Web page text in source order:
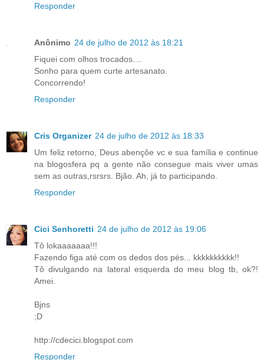
Responder
Anônimo 24 de julho de 2012 às 18:21
Fiquei com olhos trocados....
Sonho para quem curte artesanato.
Concorrendo!
Responder
Cris Organizer 24 de julho de 2012 às 18:33
Um feliz retorno, Deus abençôe vc e sua família e continue
na blogosfera pq a gente não consegue mais viver umas
sem as outras,rsrsrs. Bjão. Ah, já to participando.
Responder
Cici Senhoretti 24 de julho de 2012 às 19:06
Tô lokaaaaaaa!!!
Fazendo figa até com os dedos dos pés... kkkkkkkkkk!!
Tô divulgando na lateral esquerda do meu blog tb, ok?!
Amei.
Bjns
;D
http://cdecici.blogspot.com
Responder